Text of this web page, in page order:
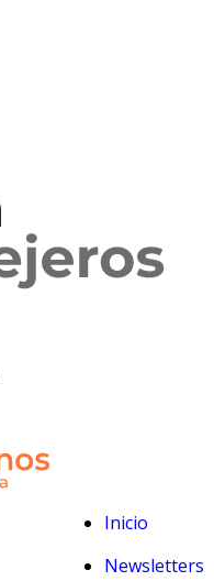
Inicio
Newsletters